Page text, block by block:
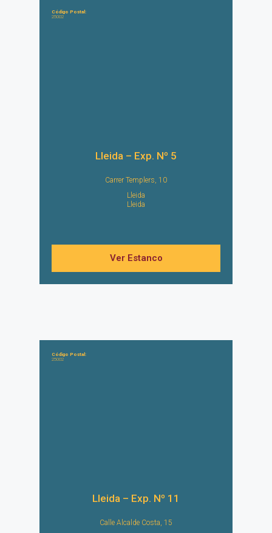
Código Postal:
25002
Lleida – Exp. Nº 5
Carrer Templers, 10
Lleida
Lleida
Ver Estanco
Código Postal:
25002
Lleida – Exp. Nº 11
Calle Alcalde Costa, 15